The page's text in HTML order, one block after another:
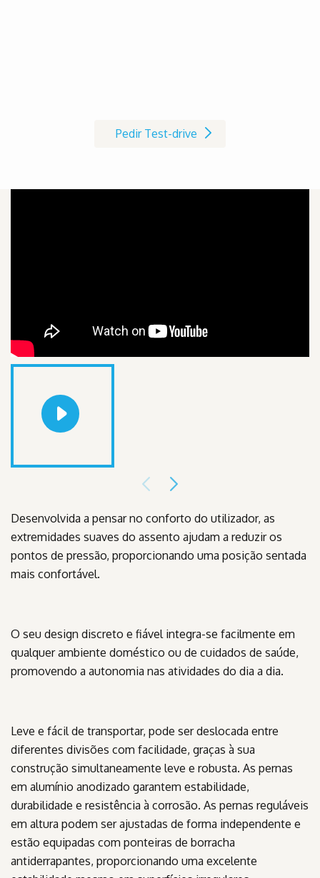
Pedir Test-drive
Desenvolvida a pensar no conforto do utilizador, as
extremidades suaves do assento ajudam a reduzir os
pontos de pressão, proporcionando uma posição sentada
mais confortável.
O seu design discreto e fiável integra-se facilmente em
qualquer ambiente doméstico ou de cuidados de saúde,
promovendo a autonomia nas atividades do dia a dia.
Leve e fácil de transportar, pode ser deslocada entre
diferentes divisões com facilidade, graças à sua
construção simultaneamente leve e robusta. As pernas
em alumínio anodizado garantem estabilidade,
durabilidade e resistência à corrosão. As pernas reguláveis
em altura podem ser ajustadas de forma independente e
estão equipadas com ponteiras de borracha
antiderrapantes, proporcionando uma excelente